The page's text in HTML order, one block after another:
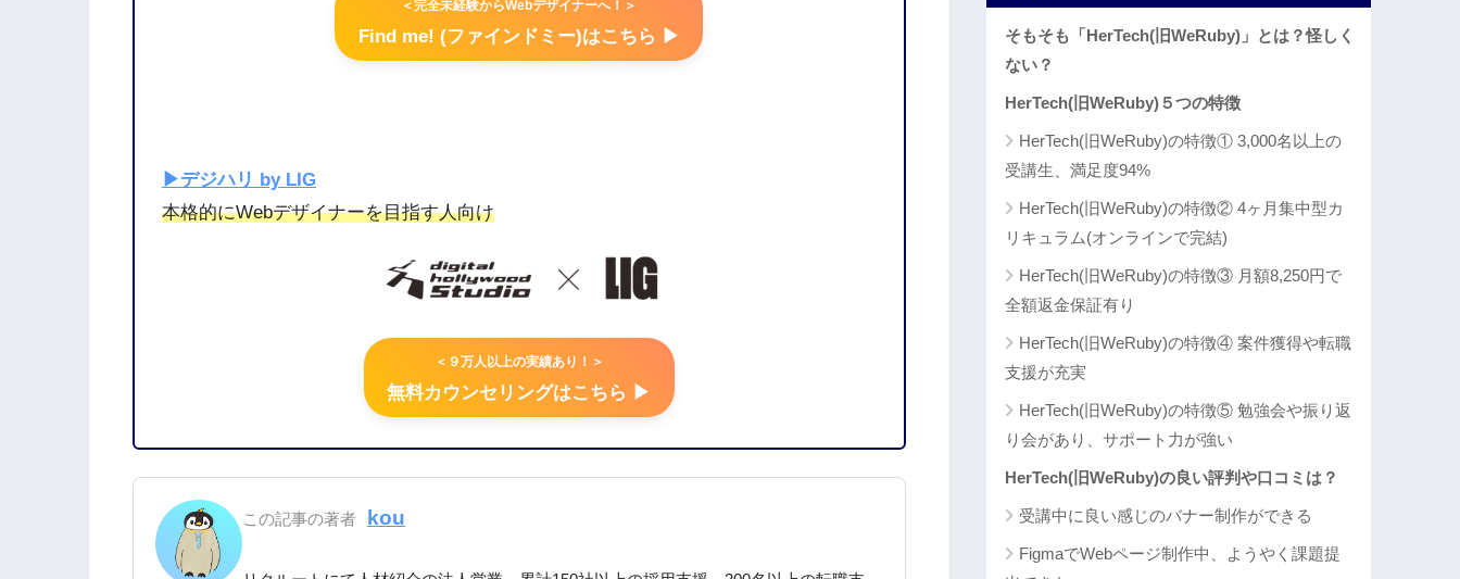
＜完全未経験からWebデザイナーへ！＞
Find me! (ファインドミー)はこちら ▶︎
▶︎デジハリ by LIG
本格的にWebデザイナーを目指す人向け
＜９万人以上の実績あり！＞
無料カウンセリングはこちら ▶︎
この記事の著者 kou
そもそも「HerTech(旧WeRuby)」とは？怪しく
ない？
HerTech(旧WeRuby)５つの特徴
HerTech(旧WeRuby)の特徴① 3,000名以上の
受講生、満足度94%
HerTech(旧WeRuby)の特徴② 4ヶ月集中型カ
リキュラム(オンラインで完結)
HerTech(旧WeRuby)の特徴③ 月額8,250円で
全額返金保証有り
HerTech(旧WeRuby)の特徴④ 案件獲得や転職
支援が充実
HerTech(旧WeRuby)の特徴⑤ 勉強会や振り返
り会があり、サポート力が強い
HerTech(旧WeRuby)の良い評判や口コミは？
受講中に良い感じのバナー制作ができる
FigmaでWebページ制作中、ようやく課題提